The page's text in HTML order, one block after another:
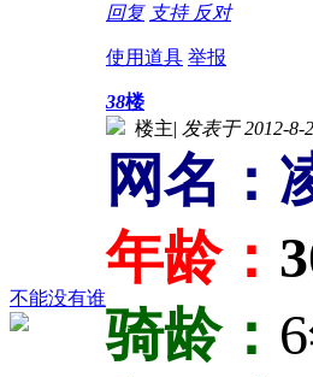
回复 支持 反对
使用道具 举报
不能没有谁
38楼
楼主| 发表于 2012-8-
网名：
年龄：
骑龄：